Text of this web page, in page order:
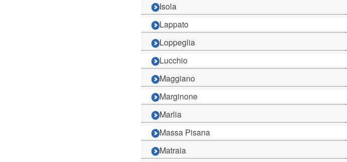
Isola
Lappato
Loppeglia
Lucchio
Maggiano
Marginone
Marlia
Massa Pisana
Matraia